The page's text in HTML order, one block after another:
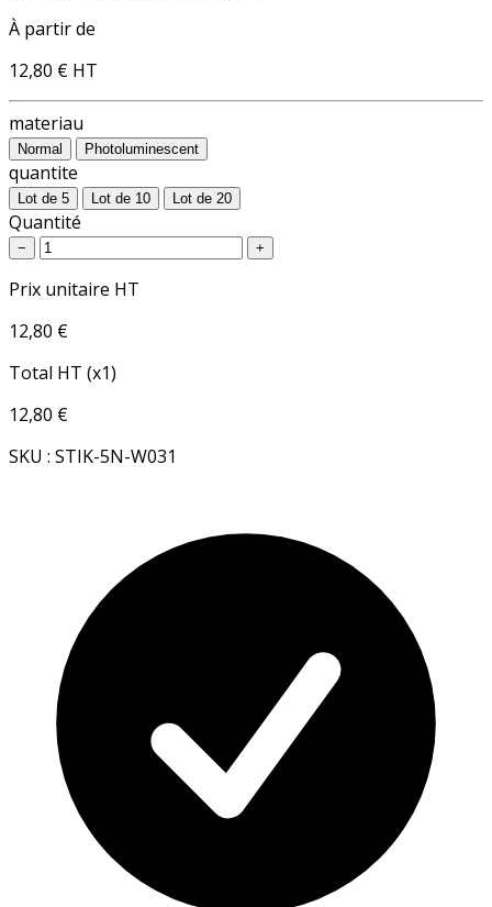
À partir de
12,80 € HT
materiau
Normal Photoluminescent
quantite
Lot de 5 Lot de 10 Lot de 20
Quantité
− +
Prix unitaire HT
12,80 €
Total HT (x1)
12,80 €
SKU : STIK-5N-W031